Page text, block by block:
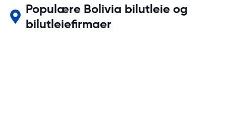
Populære Bolivia bilutleie og
bilutleiefirmaer